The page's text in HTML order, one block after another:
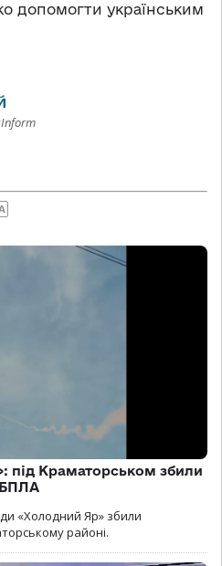
допомогти українським
під Краматорськом збили
БПЛА
«Холодний Яр» збили
районі.